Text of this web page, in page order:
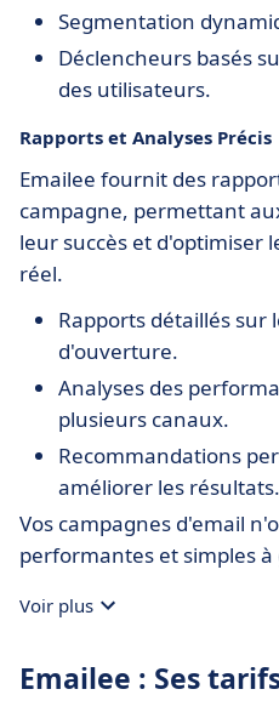
Segmentation
Déclencheurs basés
des utilisateurs.
Rapports et Analyses Précis
Emailee fournit des
campagne, permettant
leur succès et d'optimiser
réel.
Rapports détaillés sur
d'ouverture.
Analyses des
plusieurs canaux.
Recommandations
améliorer les résultats.
Vos campagnes d'email
performantes et simples à
Voir plus
Emailee : Ses